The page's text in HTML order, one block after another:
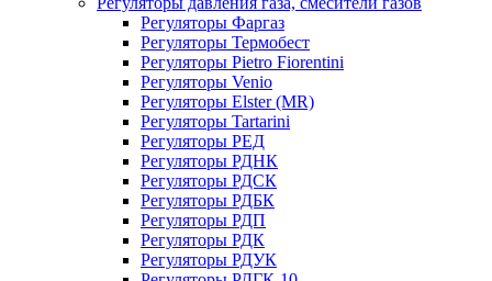
Регуляторы Фаргаз
Регуляторы Термобест
Регуляторы Pietro Fiorentini
Регуляторы Venio
Регуляторы Elster (MR)
Регуляторы Tartarini
Регуляторы РЕД
Регуляторы РДНК
Регуляторы РДСК
Регуляторы РДБК
Регуляторы РДП
Регуляторы РДК
Регуляторы РДУК